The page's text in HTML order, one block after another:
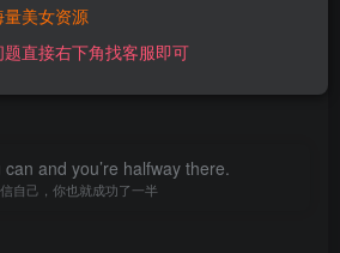
1zZBogbIIJRXGwQxJVkntzQ?
：h3ng【解压密码】：
and you’re halfway there.
自己，你也就成功了一半
美女资源
直接右下角找客服即可